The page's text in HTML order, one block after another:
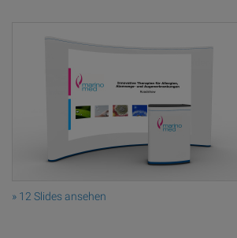
» 12 Slides ansehen